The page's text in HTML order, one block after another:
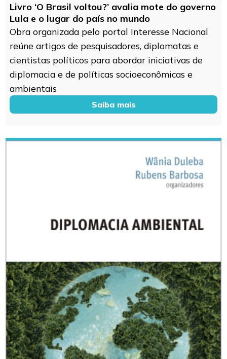
Livro ‘O Brasil voltou?’ avalia mote do governo
Lula e o lugar do país no mundo
Obra organizada pelo portal Interesse Nacional
reúne artigos de pesquisadores, diplomatas e
cientistas políticos para abordar iniciativas de
diplomacia e de políticas socioeconômicas e
ambientais
Saiba mais